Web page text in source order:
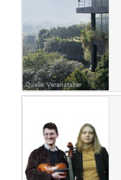
Quelle: Veranstalter